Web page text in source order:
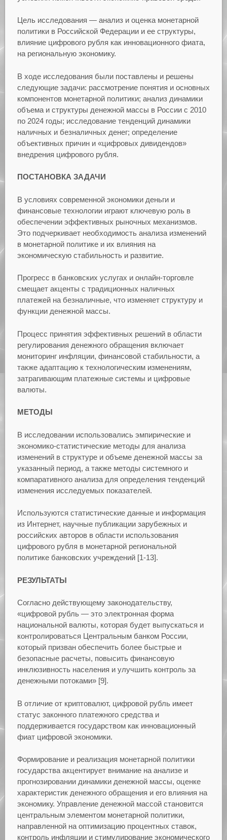
Цель исследования — анализ и оценка монетарной
политики в Российской Федерации и ее структуры,
влияние цифрового рубля как инновационного фиата,
на региональную экономику.
В ходе исследования были поставлены и решены
следующие задачи: рассмотрение понятия и основных
компонентов монетарной политики; анализ динамики
объема и структуры денежной массы в России с 2010
по 2024 годы; исследование тенденций динамики
наличных и безналичных денег; определение
объективных причин и «цифровых дивидендов»
внедрения цифрового рубля.
ПОСТАНОВКА ЗАДАЧИ
В условиях современной экономики деньги и
финансовые технологии играют ключевую роль в
обеспечении эффективных рыночных механизмов.
Это подчеркивает необходимость анализа изменений
в монетарной политике и их влияния на
экономическую стабильность и развитие.
Прогресс в банковских услугах и онлайн-торговле
смещает акценты с традиционных наличных
платежей на безналичные, что изменяет структуру и
функции денежной массы.
Процесс принятия эффективных решений в области
регулирования денежного обращения включает
мониторинг инфляции, финансовой стабильности, а
также адаптацию к технологическим изменениям,
затрагивающим платежные системы и цифровые
валюты.
МЕТОДЫ
В исследовании использовались эмпирические и
экономико-статистические методы для анализа
изменений в структуре и объеме денежной массы за
указанный период, а также методы системного и
компаративного анализа для определения тенденций
изменения исследуемых показателей.
Используются статистические данные и информация
из Интернет, научные публикации зарубежных и
российских авторов в области использования
цифрового рубля в монетарной региональной
политике банковских учреждений [1-13].
РЕЗУЛЬТАТЫ
Согласно действующему законодательству,
«цифровой рубль — это электронная форма
национальной валюты, которая будет выпускаться и
контролироваться Центральным банком России,
который призван обеспечить более быстрые и
безопасные расчеты, повысить финансовую
инклюзивность населения и улучшить контроль за
денежными потоками» [9].
В отличие от криптовалют, цифровой рубль имеет
статус законного платежного средства и
поддерживается государством как инновационный
фиат цифровой экономики.
Формирование и реализация монетарной политики
государства акцентирует внимание на анализе и
прогнозировании динамики денежной массы, оценке
характеристик денежного обращения и его влияния на
экономику. Управление денежной массой становится
центральным элементом монетарной политики,
направленной на оптимизацию процентных ставок,
контроль инфляции и стимулирование экономического